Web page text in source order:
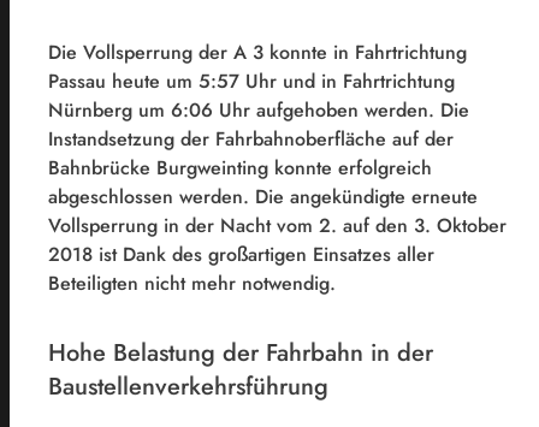
Die Vollsperrung der A 3 konnte in Fahrtrichtung
Passau heute um 5:57 Uhr und in Fahrtrichtung
Nürnberg um 6:06 Uhr aufgehoben werden. Die
Instandsetzung der Fahrbahnoberfläche auf der
Bahnbrücke Burgweinting konnte erfolgreich
abgeschlossen werden. Die angekündigte erneute
Vollsperrung in der Nacht vom 2. auf den 3. Oktober
2018 ist Dank des großartigen Einsatzes aller
Beteiligten nicht mehr notwendig.
Hohe Belastung der Fahrbahn in der
Baustellenverkehrsführung